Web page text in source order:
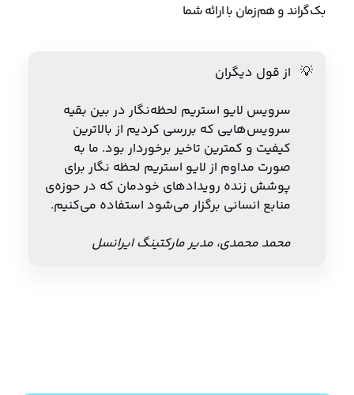
بک‌گراند و هم‌زمان با ارائه شما
💡 از قول دیگران
سرویس لایو استریم لحظه‌نگار در بین بقیه
سرویس‌هایی که بررسی کردیم از بالاترین
کیفیت و کمترین تاخیر برخوردار بود. ما به
صورت مداوم از لایو استریم لحظه نگار برای
پوشش زنده رویدادهای خودمان که در حوزه‌ی
منابع انسانی برگزار می‌شود استفاده می‌کنیم.
محمد محمدی، مدیر مارکتینگ ایرانسل